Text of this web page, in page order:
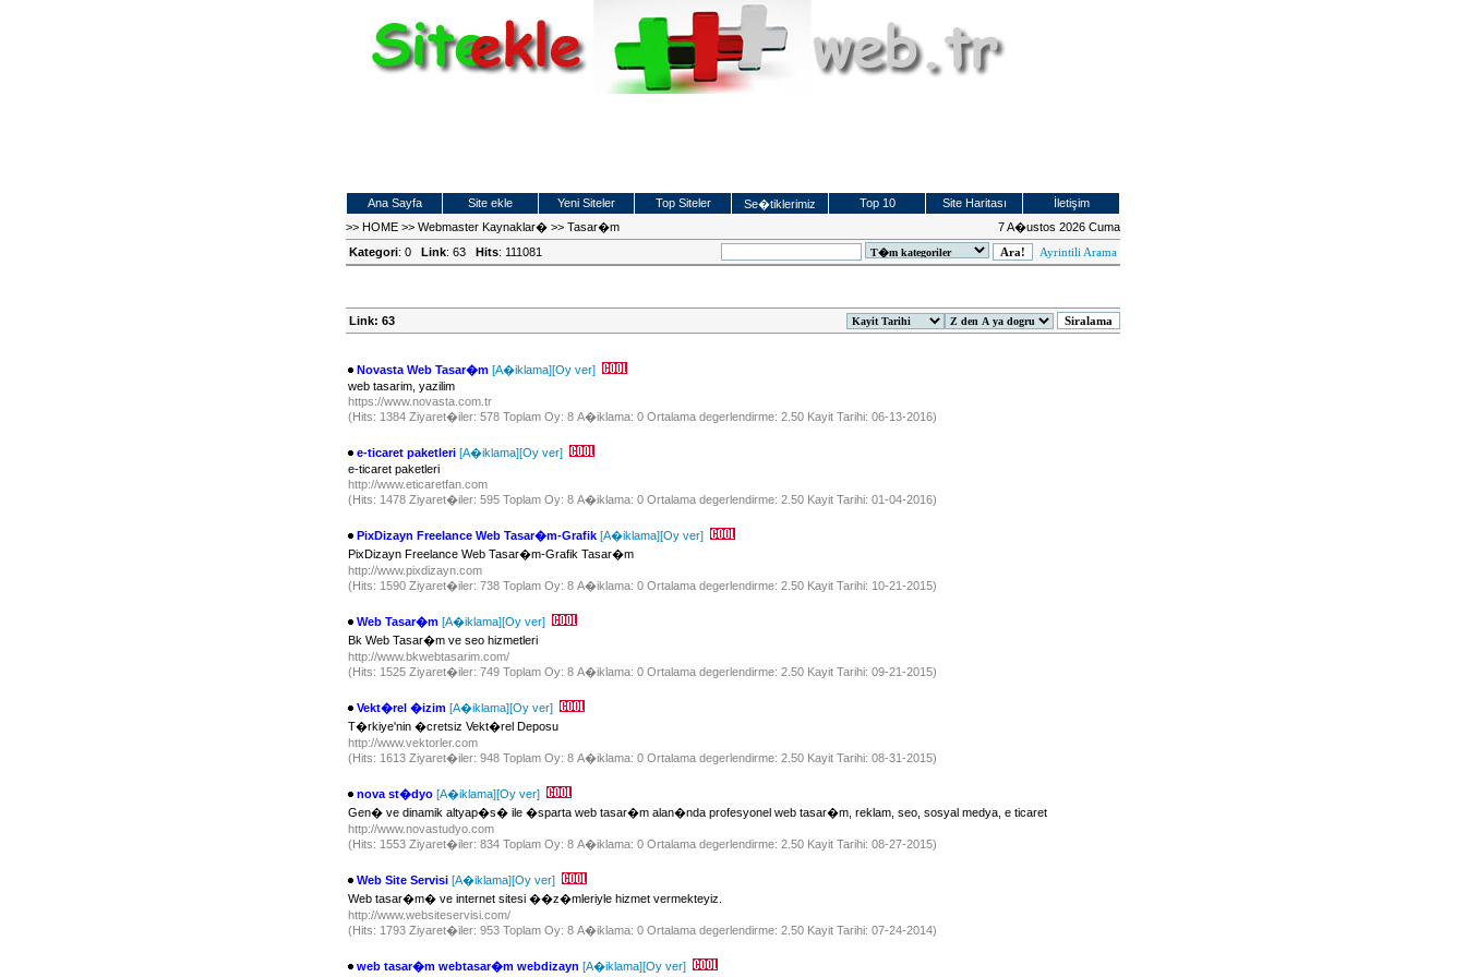
Ana Sayfa Site ekle Yeni Siteler Top Siteler Se�tiklerimiz Top 10 Site Haritası
İletişim
>> HOME >> Webmaster Kaynaklar� >> Tasar�m
7 A�ustos 2026 Cuma
Kategori: 0 Link: 63 Hits: 111081 Ayrintili Arama
Link: 63
Novasta Web Tasar�m [A�iklama][Oy ver]
web tasarim, yazilim
https://www.novasta.com.tr
(Hits: 1384 Ziyaret�iler: 578 Toplam Oy: 8 A�iklama: 0 Ortalama degerlendirme: 2.50 Kayit Tarihi: 06-13-2016)
e-ticaret paketleri [A�iklama][Oy ver]
e-ticaret paketleri
http://www.eticaretfan.com
(Hits: 1478 Ziyaret�iler: 595 Toplam Oy: 8 A�iklama: 0 Ortalama degerlendirme: 2.50 Kayit Tarihi: 01-04-2016)
PixDizayn Freelance Web Tasar�m-Grafik [A�iklama][Oy ver]
PixDizayn Freelance Web Tasar�m-Grafik Tasar�m
http://www.pixdizayn.com
(Hits: 1590 Ziyaret�iler: 738 Toplam Oy: 8 A�iklama: 0 Ortalama degerlendirme: 2.50 Kayit Tarihi: 10-21-2015)
Web Tasar�m [A�iklama][Oy ver]
Bk Web Tasar�m ve seo hizmetleri
http://www.bkwebtasarim.com/
(Hits: 1525 Ziyaret�iler: 749 Toplam Oy: 8 A�iklama: 0 Ortalama degerlendirme: 2.50 Kayit Tarihi: 09-21-2015)
Vekt�rel �izim [A�iklama][Oy ver]
T�rkiye'nin �cretsiz Vekt�rel Deposu
http://www.vektorler.com
(Hits: 1613 Ziyaret�iler: 948 Toplam Oy: 8 A�iklama: 0 Ortalama degerlendirme: 2.50 Kayit Tarihi: 08-31-2015)
nova st�dyo [A�iklama][Oy ver]
Gen� ve dinamik altyap�s� ile �sparta web tasar�m alan�nda profesyonel web tasar�m, reklam, seo, sosyal medya, e ticaret
http://www.novastudyo.com
(Hits: 1553 Ziyaret�iler: 834 Toplam Oy: 8 A�iklama: 0 Ortalama degerlendirme: 2.50 Kayit Tarihi: 08-27-2015)
Web Site Servisi [A�iklama][Oy ver]
Web tasar�m� ve internet sitesi ��z�mleriyle hizmet vermekteyiz.
http://www.websiteservisi.com/
(Hits: 1793 Ziyaret�iler: 953 Toplam Oy: 8 A�iklama: 0 Ortalama degerlendirme: 2.50 Kayit Tarihi: 07-24-2014)
web tasar�m webtasar�m webdizayn [A�iklama][Oy ver]